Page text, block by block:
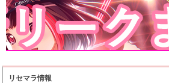
リセマラ情報